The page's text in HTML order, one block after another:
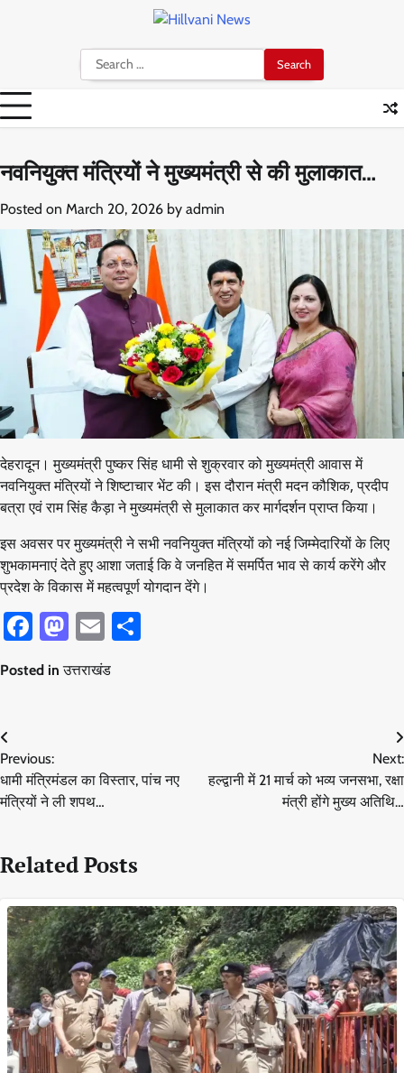
Search
for:
नवनियुक्त मंत्रियों ने मुख्यमंत्री से की मुलाकात…
Posted on March 20, 2026 by admin
देहरादून। मुख्यमंत्री पुष्कर सिंह धामी से शुक्रवार को मुख्यमंत्री आवास में
नवनियुक्त मंत्रियों ने शिष्टाचार भेंट की। इस दौरान मंत्री मदन कौशिक, प्रदीप
बत्रा एवं राम सिंह कैड़ा ने मुख्यमंत्री से मुलाकात कर मार्गदर्शन प्राप्त किया।
इस अवसर पर मुख्यमंत्री ने सभी नवनियुक्त मंत्रियों को नई जिम्मेदारियों के लिए
शुभकामनाएं देते हुए आशा जताई कि वे जनहित में समर्पित भाव से कार्य करेंगे और
प्रदेश के विकास में महत्वपूर्ण योगदान देंगे।
Facebook
Mastodon
Email
Posted inउत्तराखंड
Post
navigation
Previous:
धामी मंत्रिमंडल का विस्तार, पांच नए
मंत्रियों ने ली शपथ…
Next:
हल्द्वानी में 21 मार्च को भव्य जनसभा, रक्षा
मंत्री होंगे मुख्य अतिथि…
Related Posts